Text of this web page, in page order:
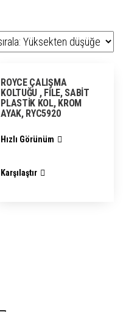
ROYCE ÇALIŞMA
KOLTUĞU , FİLE, SABİT
PLASTİK KOL, KROM
AYAK, RYC5920
Hızlı Görünüm
Karşılaştır